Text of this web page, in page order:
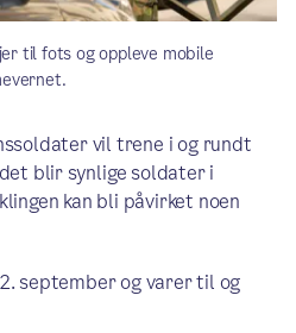
til fots og oppleve mobile
vil trene i og rundt
blir synlige soldater i
kan bli påvirket noen
september og varer til og